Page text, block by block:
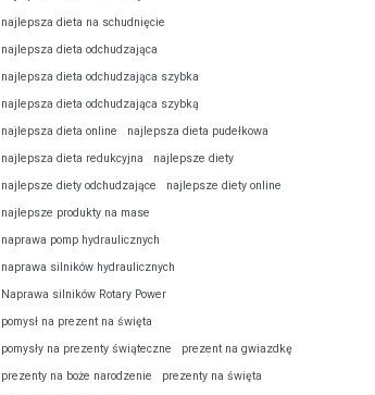
najlepsza dieta na schudnięcie
najlepsza dieta odchudzająca
najlepsza dieta odchudzająca szybka
najlepsza dieta odchudzająca szybką
najlepsza dieta online
najlepsza dieta pudełkowa
najlepsza dieta redukcyjna
najlepsze diety
najlepsze diety odchudzające
najlepsze diety online
najlepsze produkty na mase
naprawa pomp hydraulicznych
naprawa silników hydraulicznych
Naprawa silników Rotary Power
pomysł na prezent na święta
pomysły na prezenty świąteczne
prezent na gwiazdkę
prezenty na boże narodzenie
prezenty na święta